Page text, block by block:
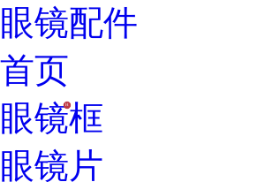
眼镜配件
首页
H
眼镜框
眼镜片